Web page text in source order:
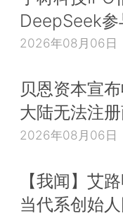
DeepSeek参
2026年08月06日
贝恩资本宣
大陆无法注
2026年08月06日
【我闻】艾
当代系创始